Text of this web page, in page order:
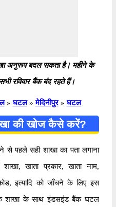
अनुरूप बदल सकता है। महीने के
रविवार बैंक बंद रहते हैं।
» घटल » मेदिनीपुर » घटल
की खोज कैसे करें?
से पहले सही शाखा का पता लगाना
खाता प्रकार, खाता नाम,
इत्यादि को जाँचने के लिए इस
शाखा के साथ इंडसइंड बैंक घटल